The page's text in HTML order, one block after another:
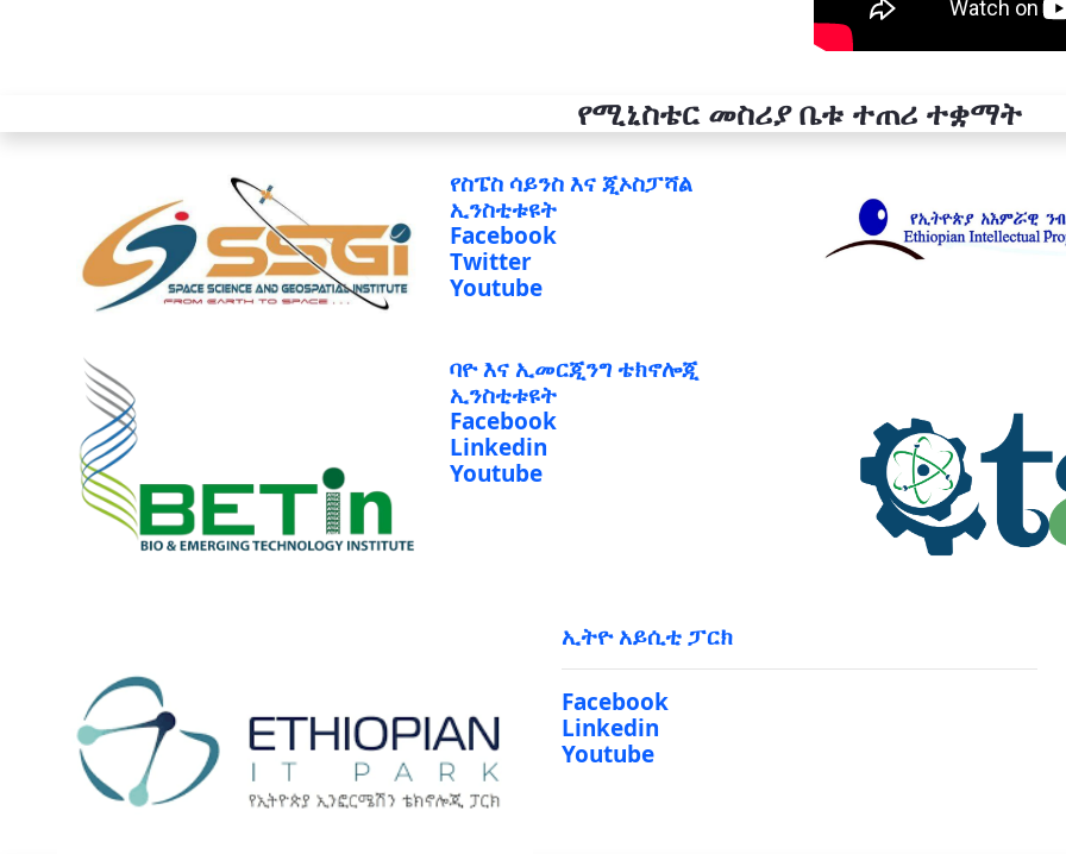
የሚኒስቴር መስሪያ ቤቱ ተጠሪ ተቋማት
የስፔስ ሳይንስ እና ጂኦስፓሻል
ኢንስቲቱዩት
Facebook
Twitter
Youtube
ባዮ እና ኢመርጂንግ ቴክኖሎጂ
ኢንስቲቱዩት
Facebook
Linkedin
Youtube
ኢትዮ አይሲቲ ፓርክ
Facebook
Linkedin
Youtube